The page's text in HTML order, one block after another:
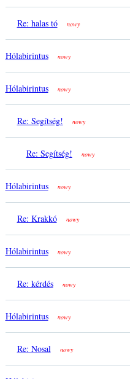
Re: halas tó nowy
Hólabirintus nowy
Hólabirintus nowy
Re: Segítség! nowy
Re: Segítség! nowy
Hólabirintus nowy
Re: Krakkó nowy
Hólabirintus nowy
Re: kérdés nowy
Hólabirintus nowy
Re: Nosal nowy